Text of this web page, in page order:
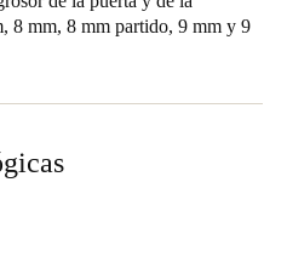
8 mm, 8 mm partido, 9 mm y 9